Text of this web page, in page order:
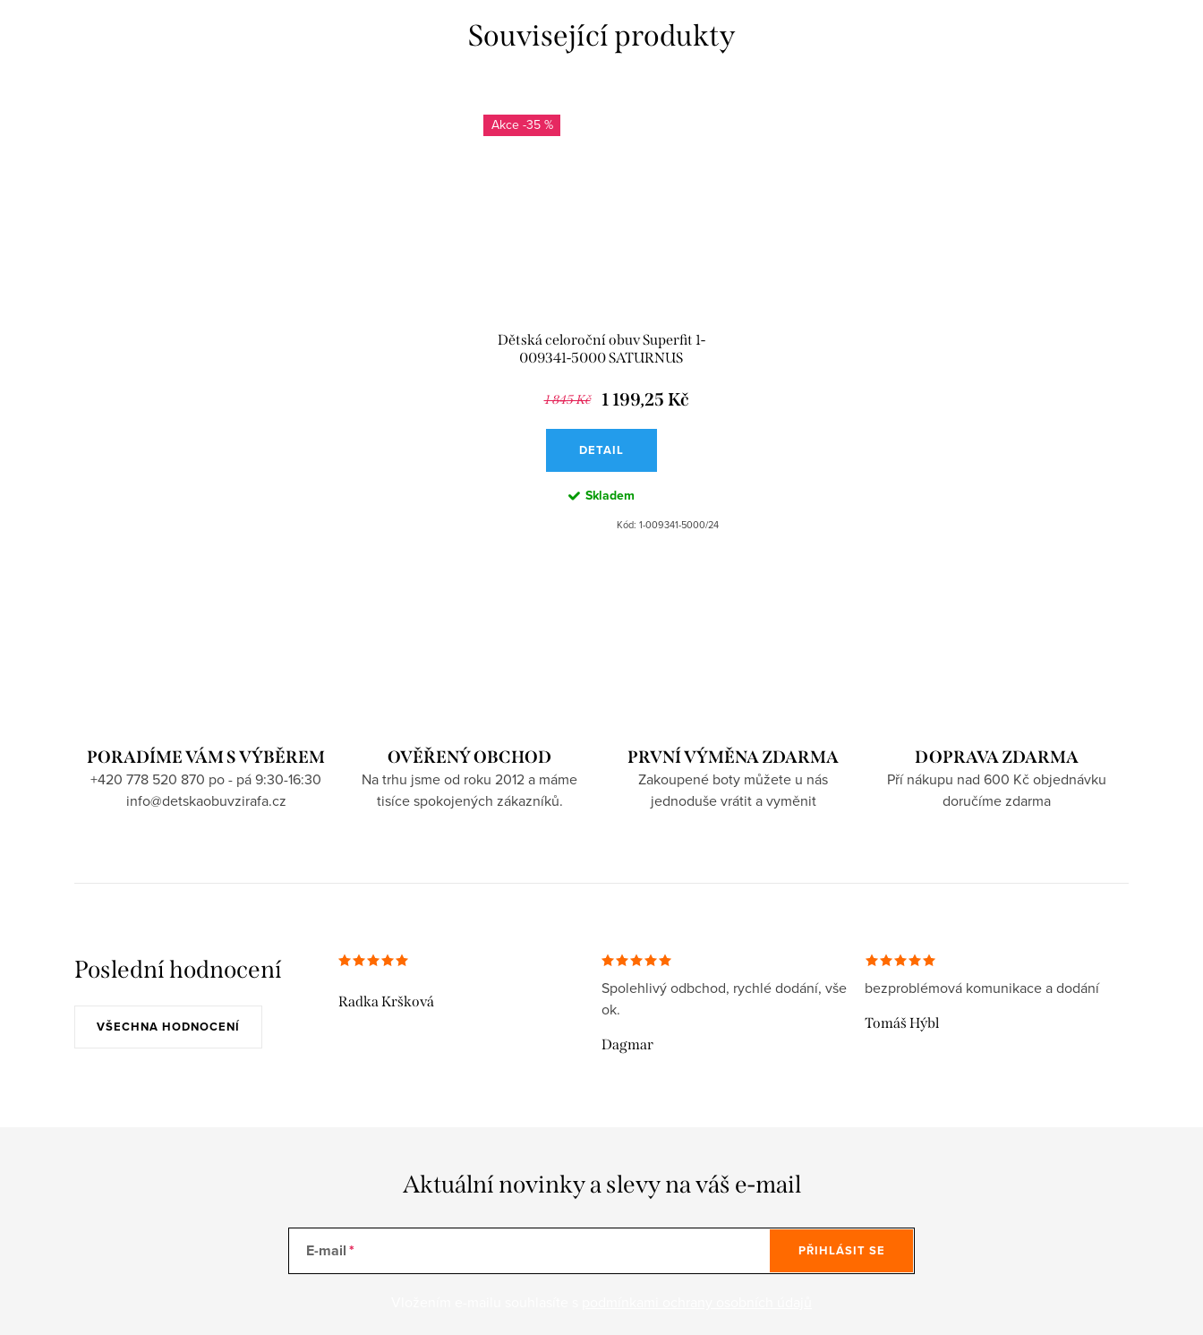
Související produkty
-35 %
Dětská celoroční obuv Superfit 1-
009341-5000 SATURNUS
1 845 Kč 1 199,25 Kč
DETAIL
Skladem
Kód: 1-009341-5000/24
PORADÍME VÁM S VÝBĚREM
+420 778 520 870 po - pá 9:30-16:30
info@detskaobuvzirafa.cz
OVĚŘENÝ OBCHOD
Na trhu jsme od roku 2012 a máme
tisíce spokojených zákazníků.
PRVNÍ VÝMĚNA ZDARMA
Zakoupené boty můžete u nás
jednoduše vrátit a vyměnit
DOPRAVA ZDARMA
Pří nákupu nad 600 Kč objednávku
doručíme zdarma
Poslední hodnocení
VŠECHNA HODNOCENÍ
Radka Kršková
Spolehlivý odbchod, rychlé dodání, vše
ok.
Dagmar
bezproblémová komunikace a dodání
Tomáš Hýbl
Aktuální novinky a slevy na váš e-mail
E-mail PŘIHLÁSIT SE